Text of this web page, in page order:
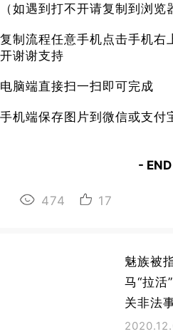
（如遇到打不开请复制到浏览
复制流程任意手机点击手机右
开谢谢支持
​​​​​​​电脑端直接扫一扫即可完成
手机端保存图片到微信或支付
-
474 17
魅族被
马“拉活
关非法